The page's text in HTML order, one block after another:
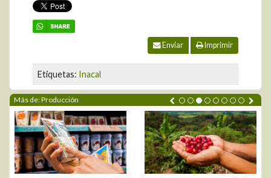
Enviar Imprimir
Etiquetas: Inacal
Más de: Producción